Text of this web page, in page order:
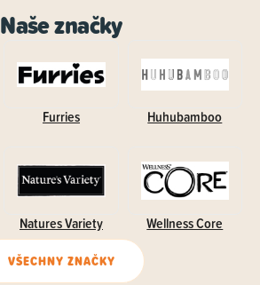
Naše značky
Furries Huhubamboo
Natures Variety Wellness Core
VŠECHNY ZNAČKY